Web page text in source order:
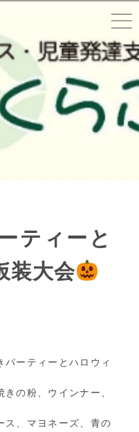
ティーと
装大会
ーティーとハロウィ
の粉、ウインナー、
ス、マヨネーズ、青の